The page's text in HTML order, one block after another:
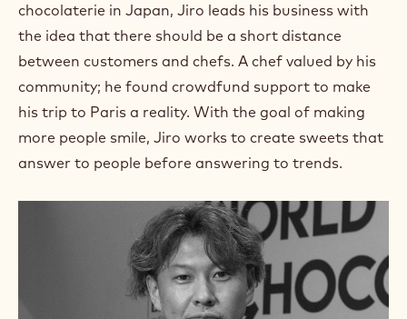
a
g
a
m
)
.
O
e
s
i
n
a
w
chocolaterie in Japan, Jiro leads his business with
the idea that there should be a short distance
between customers and chefs. A chef valued by his
community; he found crowdfund support to make
his trip to Paris a reality. With the goal of making
more people smile, Jiro works to create sweets that
answer to people before answering to trends.